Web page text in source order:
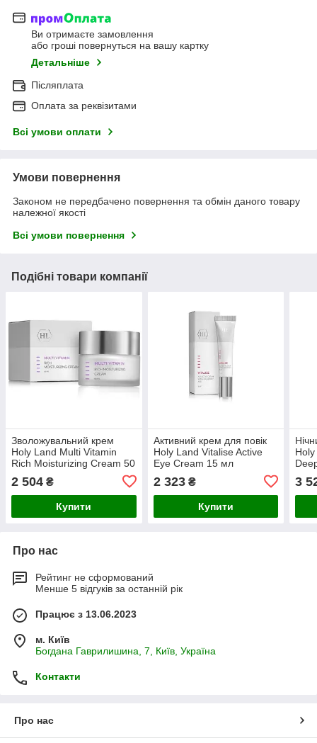
Ви отримаєте замовлення
або гроші повернуться на вашу картку
Детальніше
Післяплата
Оплата за реквізитами
Всі умови оплати
Умови повернення
Законом не передбачено повернення та обмін даного товару
належної якості
Всі умови повернення
Подібні товари компанії
Зволожувальний крем
Holy Land Multi Vitamin
Rich Moisturizing Cream 50
2 504 ₴
Купити
Активний крем для повік
Holy Land Vitalise Active
Eye Cream 15 мл
2 323₴
Купити
3
Про нас
Рейтинг не сформований
Менше 5 відгуків за останній рік
Працює з 13.06.2023
м. Київ
Богдана Гаврилишина, 7, Київ, Україна
Контакти
Про нас